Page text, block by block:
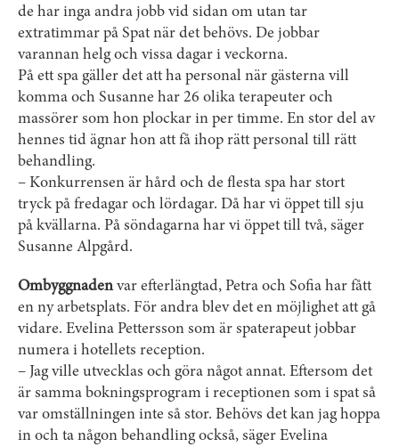
de har inga andra jobb vid sidan om utan tar
extratimmar på Spat när det behövs. De jobbar
varannan helg och vissa dagar i veckorna.
På ett spa gäller det att ha personal när gästerna vill
komma och Susanne har 26 olika terapeuter och
massörer som hon plockar in per timme. En stor del av
hennes tid ägnar hon att få ihop rätt personal till rätt
behandling.
– Konkurrensen är hård och de flesta spa har stort
tryck på fredagar och lördagar. Då har vi öppet till sju
på kvällarna. På söndagarna har vi öppet till två, säger
Susanne Alpgård.
Ombyggnadenvar ­efterlängtad, Petra och Sofia har fått
en ny arbetsplats. För andra blev det en möjlighet att gå
vidare. Evelina Pettersson som är spaterapeut jobbar
numera i hotellets reception.
– Jag ville utvecklas och göra något annat. Eftersom det
är samma boknings­program i receptionen som i spat så
var omställningen inte så stor. Behövs det kan jag hoppa
in och ta någon behandling också, säger Evelina